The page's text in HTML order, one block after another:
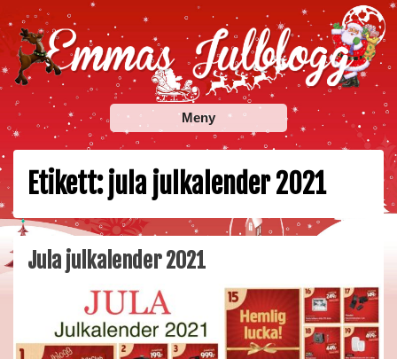
Skip
to
content
Emmas Julblogg
Julbloggar om julnyheter, julklappstips, julkalendrar,
adventskalendrar , julpyssel och julrecept!
Meny
Etikett:jula julkalender 2021
Jula julkalender 2021